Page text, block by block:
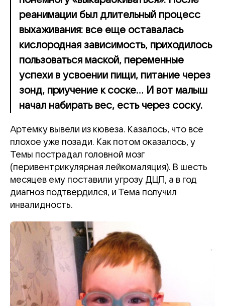
реанимации был длительный процесс
выхаживания: все еще оставалась
кислородная зависимость, приходилось
пользоваться маской, переменные
успехи в усвоении пищи, питание через
зонд, приучение к соске... И вот малыш
начал набирать вес, есть через соску.
Артемку вывели из кювеза. Казалось, что все
плохое уже позади. Как потом оказалось, у
Темы пострадал головной мозг
(перивентрикулярная лейкомаляция). В шесть
месяцев ему поставили угрозу ДЦП, а в год
диагноз подтвердился, и Тема получил
инвалидность.